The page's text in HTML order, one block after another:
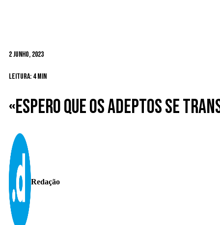
2 Junho, 2023
Leitura: 4 min
«Espero que os adeptos se
Redação